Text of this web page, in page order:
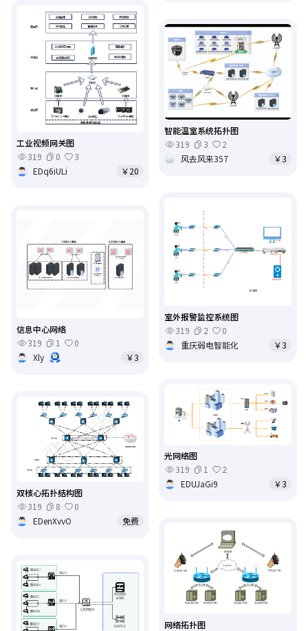
工业视频网关图
319
0
3
EDq6iULi
￥20
智能温室系统拓扑图
319
3
2
风去风来357
￥3
室外报警监控系统图
319
2
0
重庆弱电智能化
￥3
信息中心网络
319
1
0
Xly
￥3
光网络图
319
1
2
EDUJaGi9
￥3
双核心拓扑结构图
319
8
0
EDenXvvO
免费
网络拓扑图